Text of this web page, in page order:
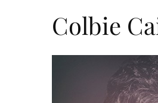
Colbie